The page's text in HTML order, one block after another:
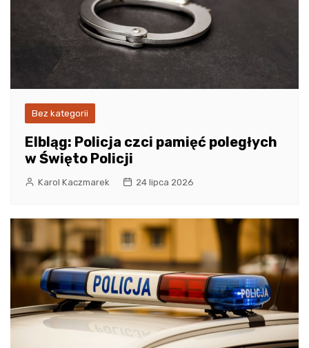
Bez kategorii
Elbląg: Policja czci pamięć poległych
w Święto Policji
Karol Kaczmarek 24 lipca 2026